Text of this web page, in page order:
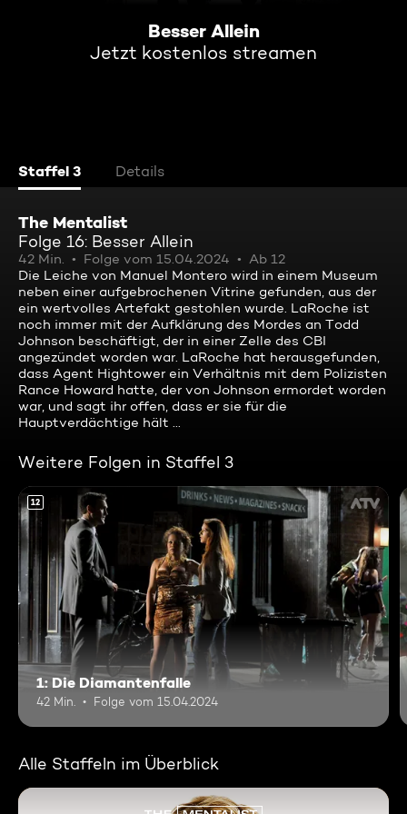
Besser Allein
Jetzt kostenlos streamen
Staffel 3 Details
The Mentalist
Folge 16: Besser Allein
42 Min. Folge vom 15.04.2024
Ab 12
Die Leiche von Manuel Montero wird in einem Museum
neben einer aufgebrochenen Vitrine gefunden, aus der
ein wertvolles Artefakt gestohlen wurde. LaRoche ist
noch immer mit der Aufklärung des Mordes an Todd
Johnson beschäftigt, der in einer Zelle des CBI
angezündet worden war. LaRoche hat herausgefunden,
dass Agent Hightower ein Verhältnis mit dem Polizisten
Rance Howard hatte, der von Johnson ermordet worden
war, und sagt ihr offen, dass er sie für die
Hauptverdächtige hält ...
Weitere Folgen in Staffel 3
12
1: Die Diamantenfalle
42 Min. Folge vom 15.04.2024
Alle Staffeln im Überblick